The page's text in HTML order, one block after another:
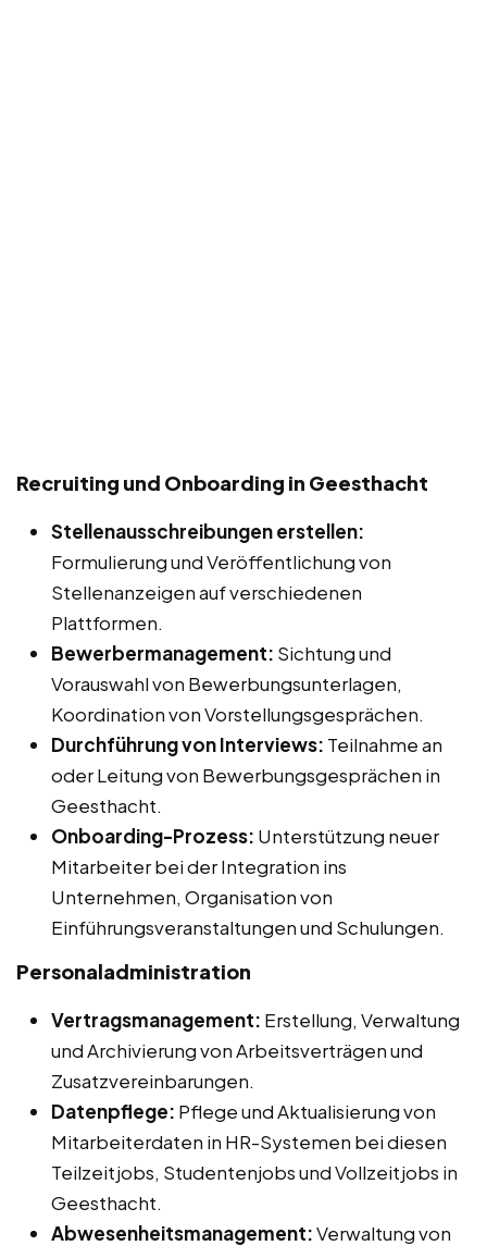
Recruiting und Onboarding in Geesthacht
Stellenausschreibungen erstellen:
Formulierung und Veröffentlichung von
Stellenanzeigen auf verschiedenen
Plattformen.
Bewerbermanagement: Sichtung und
Vorauswahl von Bewerbungsunterlagen,
Koordination von Vorstellungsgesprächen.
Durchführung von Interviews: Teilnahme an
oder Leitung von Bewerbungsgesprächen in
Geesthacht.
Onboarding-Prozess: Unterstützung neuer
Mitarbeiter bei der Integration ins
Unternehmen, Organisation von
Einführungsveranstaltungen und Schulungen.
Personaladministration
Vertragsmanagement: Erstellung, Verwaltung
und Archivierung von Arbeitsverträgen und
Zusatzvereinbarungen.
Datenpflege: Pflege und Aktualisierung von
Mitarbeiterdaten in HR-Systemen bei diesen
Teilzeitjobs, Studentenjobs und Vollzeitjobs in
Geesthacht.
Abwesenheitsmanagement:Verwaltung von